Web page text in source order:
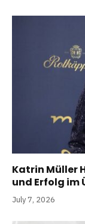
Katrin Müller
und Erfolg im
July 7, 2026